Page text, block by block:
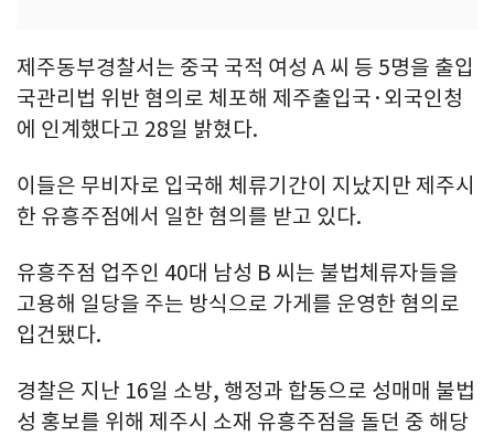
제주동부경찰서는 중국 국적 여성 A 씨 등 5명을 출입
국관리법 위반 혐의로 체포해 제주출입국·외국인청
에 인계했다고 28일 밝혔다.
이들은 무비자로 입국해 체류기간이 지났지만 제주시
한 유흥주점에서 일한 혐의를 받고 있다.
유흥주점 업주인 40대 남성 B 씨는 불법체류자들을
고용해 일당을 주는 방식으로 가게를 운영한 혐의로
입건됐다.
경찰은 지난 16일 소방, 행정과 합동으로 성매매 불법
성 홍보를 위해 제주시 소재 유흥주점을 돌던 중 해당